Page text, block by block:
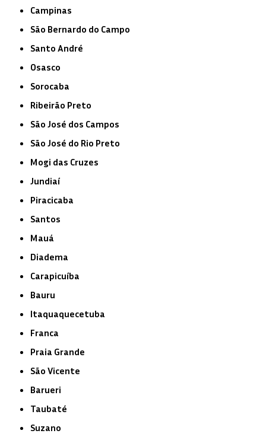
Campinas
São Bernardo do Campo
Santo André
Osasco
Sorocaba
Ribeirão Preto
São José dos Campos
São José do Rio Preto
Mogi das Cruzes
Jundiaí
Piracicaba
Santos
Mauá
Diadema
Carapicuíba
Bauru
Itaquaquecetuba
Franca
Praia Grande
São Vicente
Barueri
Taubaté
Suzano